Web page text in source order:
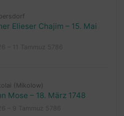
Elieser Chajim – 15. Mai
(Mikolow)
Mose – 18. März 1748